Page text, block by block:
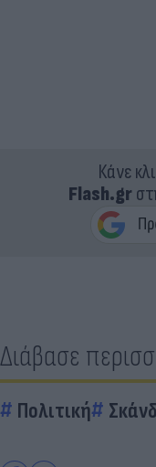
Κάνε
Flash.gr
Διάβασε
Πολιτική